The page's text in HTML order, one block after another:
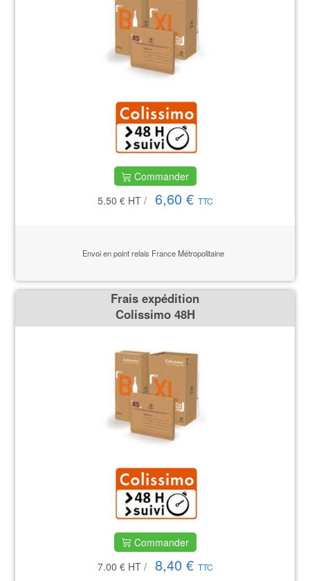
Commander
5.50 € HT/ 6,60 € TTC
Envoi en point relais France Métropolitaine
Frais expédition
Colissimo 48H
Commander
7.00 € HT/ 8,40 € TTC